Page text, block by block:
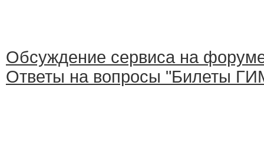
Обсуждение сервиса на
Ответы на вопросы "Билеты